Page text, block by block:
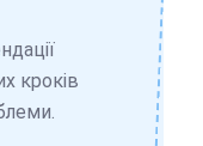
кроків